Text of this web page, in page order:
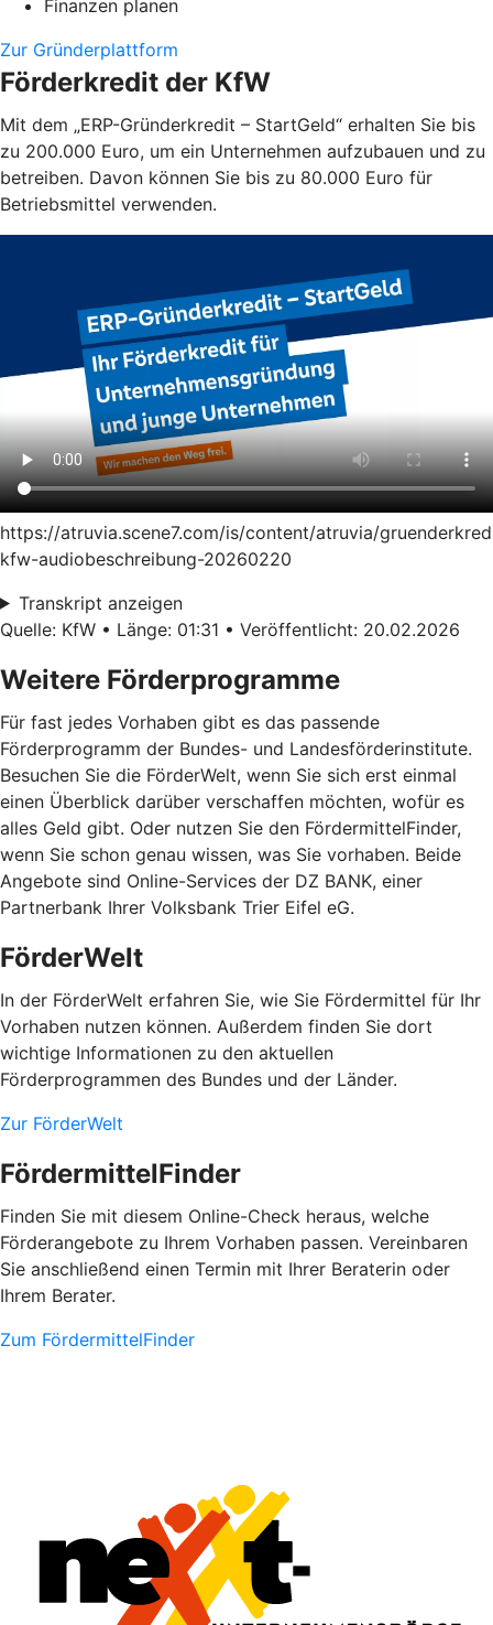
Finanzen planen
Zur Gründerplattform
Förderkredit der KfW
Mit dem „ERP-Gründerkredit – StartGeld“ erhalten Sie bis
zu 200.000 Euro, um ein Unternehmen aufzubauen und zu
betreiben. Davon können Sie bis zu 80.000 Euro für
Betriebsmittel verwenden.
https://atruvia.scene7.com/is/content/atruvia/
kfw-audiobeschreibung-20260220
Transkript anzeigen
Quelle: KfW • Länge: 01:31 • Veröffentlicht: 20.02.2026
Weitere Förderprogramme
Für fast jedes Vorhaben gibt es das passende
Förderprogramm der Bundes- und Landesförderinstitute.
Besuchen Sie die FörderWelt, wenn Sie sich erst einmal
einen Überblick darüber verschaffen möchten, wofür es
alles Geld gibt. Oder nutzen Sie den FördermittelFinder,
wenn Sie schon genau wissen, was Sie vorhaben. Beide
Angebote sind Online-Services der DZ BANK, einer
Partnerbank Ihrer Volksbank Trier Eifel eG.
FörderWelt
In der FörderWelt erfahren Sie, wie Sie Fördermittel für Ihr
Vorhaben nutzen können. Außerdem finden Sie dort
wichtige Informationen zu den aktuellen
Förderprogrammen des Bundes und der Länder.
Zur FörderWelt
FördermittelFinder
Finden Sie mit diesem Online-Check heraus, welche
Förderangebote zu Ihrem Vorhaben passen. Vereinbaren
Sie anschließend einen Termin mit Ihrer Beraterin oder
Ihrem Berater.
Zum FördermittelFinder